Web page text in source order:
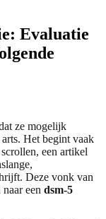
Evaluatie
ze mogelijk
Het begint vaak
een artikel
Deze vonk van
een dsm-5